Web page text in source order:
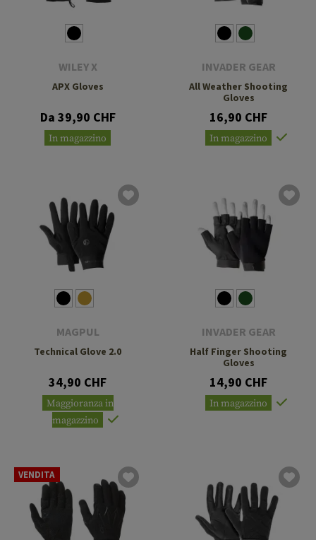
WILEY X
APX Gloves
Da 39,90 CHF
In magazzino
INVADER GEAR
All Weather Shooting
Gloves
16,90 CHF
In magazzino
MAGPUL
Technical Glove 2.0
34,90 CHF
Maggioranza in
magazzino
INVADER GEAR
Half Finger Shooting
Gloves
14,90 CHF
In magazzino
VENDITA